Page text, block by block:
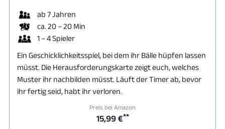
ab 7 Jahren
ca. 20 – 20 Min
1 – 4 Spieler
Ein Geschicklichkeitsspiel, bei dem ihr Bälle hüpfen lassen
müsst. Die Herausforderungskarte zeigt euch, welches
Muster ihr nachbilden müsst. Läuft der Timer ab, bevor
ihr fertig seid, habt ihr verloren.
Preis bei Amazon
15,99 €**